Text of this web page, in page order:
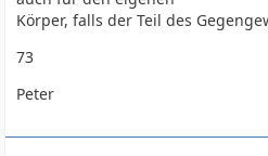
Körper, falls der Teil des
73
Peter